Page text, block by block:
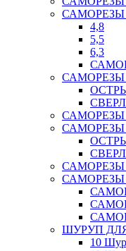
4,8
5,5
6,3
САМОРЕЗЫ
САМОРЕЗЫ
ШУРУП
10